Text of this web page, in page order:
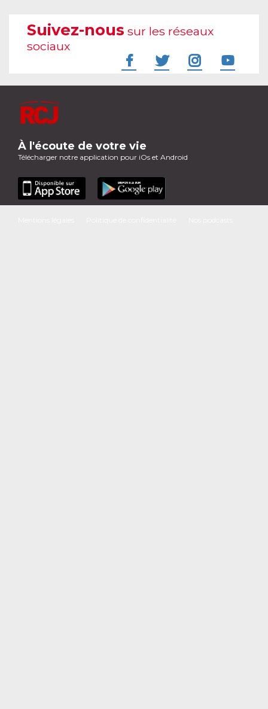
Suivez-nous sur les réseaux
sociaux
À l'écoute de votre vie
Télécharger notre application pour iOs et Android